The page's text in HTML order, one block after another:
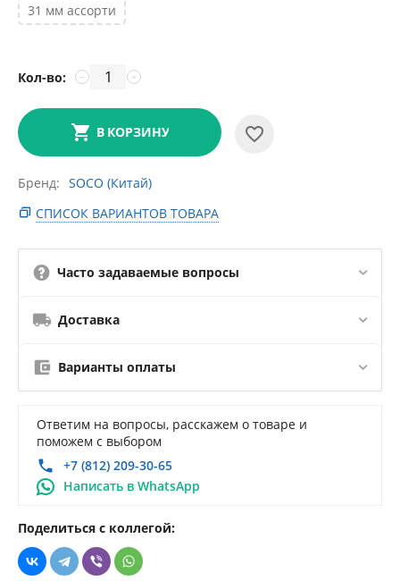
31 мм ассорти
Кол-во: +
−
В КОРЗИНУ
Бренд
SOCO (Китай)
СПИСОК ВАРИАНТОВ ТОВАРА
Часто задаваемые вопросы
Доставка
Варианты оплаты
Ответим на вопросы, расскажем о товаре и
поможем с выбором
+7 (812) 209-30-65
Написать в WhatsApp
Поделиться с коллегой: